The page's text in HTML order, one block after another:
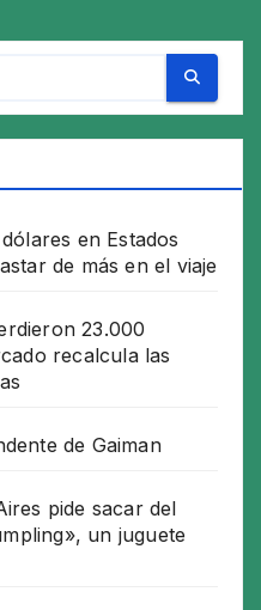
en Estados
de más en el viaje
23.000
recalcula las
de Gaiman
pide sacar del
un juguete